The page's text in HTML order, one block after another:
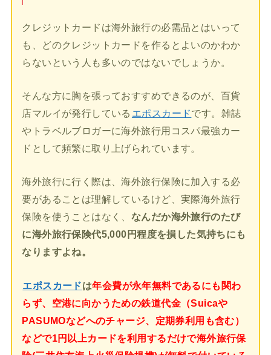
クレジットカードは海外旅行の必需品とはいって
も、どのクレジットカードを作るとよいのかわか
らないという人も多いのではないでしょうか。
そんな方に胸を張っておすすめできるのが、百貨
店マルイが発行している エポスカードです。雑誌
やトラベルブロガーに海外旅行用コスパ最強カー
ドとして頻繁に取り上げられています。
海外旅行に行く際は、海外旅行保険に加入する必
要があることは理解しているけど、実際海外旅行
保険を使うことはなく、 なんだか海外旅行のたび
に海外旅行保険代5,000円程度を損した気持ちにも
なりますよね。
エポスカードは年会費が永年無料であるにも関わ
らず、空港に向かうための鉄道代金（Suicaや
PASUMOなどへのチャージ、定期券利用も含む）
などで1円以上カードを利用するだけで海外旅行保